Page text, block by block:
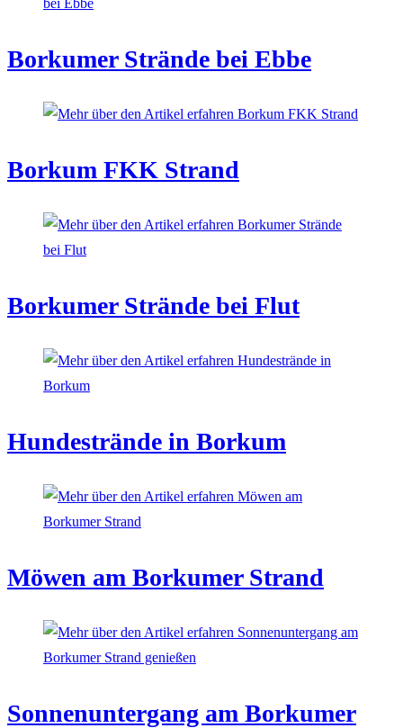
Borkumer Strände bei Ebbe
Borkum FKK Strand
Borkumer Strände bei Flut
Hundestrände in Borkum
Möwen am Borkumer Strand
Sonnenuntergang am Borkumer